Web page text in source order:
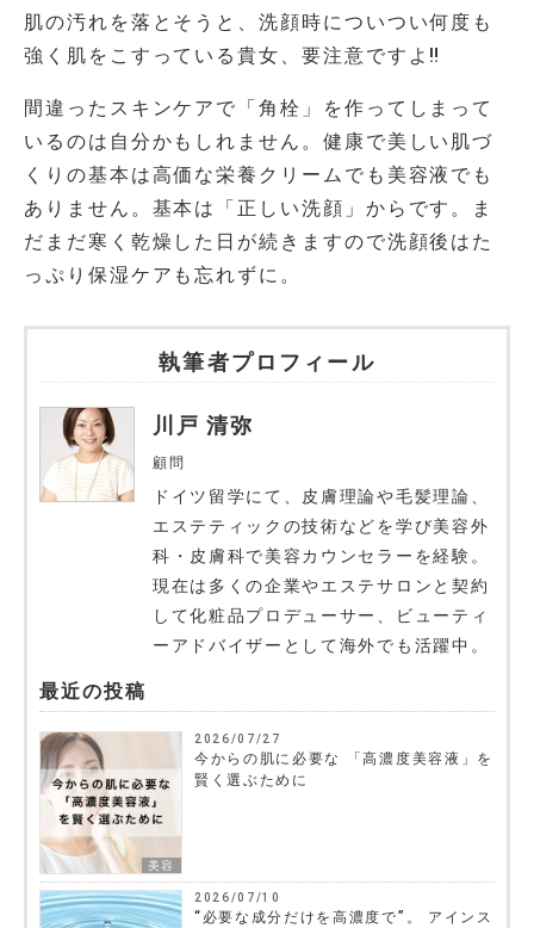
肌の汚れを落とそうと、洗顔時についつい何度も
強く肌をこすっている貴女、要注意ですよ‼
間違ったスキンケアで「角栓」を作ってしまって
いるのは自分かもしれません。健康で美しい肌づ
くりの基本は高価な栄養クリームでも美容液でも
ありません。基本は「正しい洗顔」からです。ま
だまだ寒く乾燥した日が続きますので洗顔後はた
っぷり保湿ケアも忘れずに。
執筆者プロフィール
川戸 清弥
顧問
ドイツ留学にて、皮膚理論や毛髪理論、
エステティックの技術などを学び美容外
科・皮膚科で美容カウンセラーを経験。
現在は多くの企業やエステサロンと契約
して化粧品プロデューサー、ビューティ
ーアドバイザーとして海外でも活躍中。
最近の投稿
美容
2026/07/27
今からの肌に必要な 「高濃度美容液」を
賢く選ぶために
2026/07/10
“必要な成分だけを高濃度で”。 アインス